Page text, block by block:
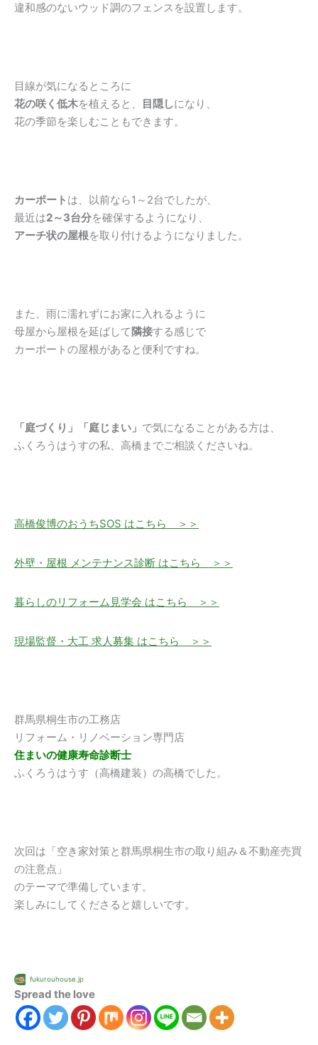
違和感のないウッド調のフェンスを設置します。
目線が気になるところに
花の咲く低木を植えると、 目隠しになり、
花の季節を楽しむこともできます。
カーポート は、以前なら1～2台でしたが、
最近は2～3台分を確保するようになり、
アーチ状の屋根を取り付けるようになりました。
また、雨に濡れずにお家に入れるように
母屋から屋根を延ばして 隣接する感じで
カーポートの屋根があると便利ですね。
「庭づくり」「庭じまい」 で気になることがある方は、
ふくろうはうすの私、高橋までご相談くださいね。
高橋俊博のおうちSOS はこちら ＞＞
外壁・屋根 メンテナンス診断 はこちら ＞＞
暮らしのリフォーム見学会 はこちら ＞＞
現場監督・大工 求人募集 はこちら ＞＞
群馬県桐生市の工務店
リフォーム・リノベーション専門店
住まいの健康寿命診断士
ふくろうはうす（高橋建装）の高橋でした。
次回は「空き家対策と群馬県桐生市の取り組み＆不動産売買
の注意点」
のテーマで準備しています。
楽しみにしてくださると嬉しいです。
fukurouhouse.jp
Spread the love